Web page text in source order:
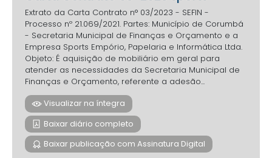
Extrato da Carta Contrato n° 03/2023 - SEFIN -
Processo nº 21.069/2021. Partes: Município de Corumbá
- Secretaria Municipal de Finanças e Orçamento e a
Empresa Sports Empório, Papelaria e Informática Ltda.
Objeto: É aquisição de mobiliário em geral para
atender as necessidades da Secretaria Municipal de
Finanças e Orçamento, referente a adesão...
Visualizar na íntegra
Baixar diário completo
Baixar publicação com Assinatura Digital